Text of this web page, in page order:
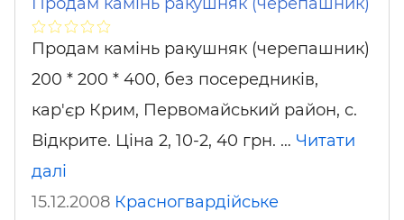
Продам камінь ракушняк (черепашник)
200 * 200 * 400, без посередників,
кар'єр Крим, Первомайський район, с.
Відкрите. Ціна 2, 10-2, 40 грн. … Читати
далі
15.12.2008 Красногвардійське